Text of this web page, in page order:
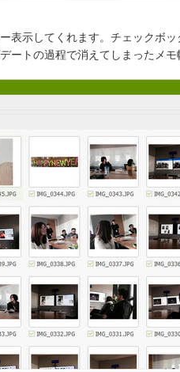
表示してくれます。チェックボ
ートの過程で消えてしまったメ